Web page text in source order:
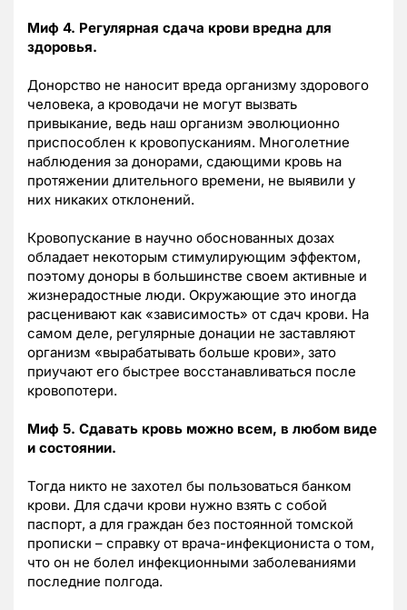
Миф 4. Регулярная сдача крови вредна для
здоровья.
Донорство не наносит вреда организму здорового
человека, а кроводачи не могут вызвать
привыкание, ведь наш организм эволюционно
приспособлен к кровопусканиям. Многолетние
наблюдения за донорами, сдающими кровь на
протяжении длительного времени, не выявили у
них никаких отклонений.
Кровопускание в научно обоснованных дозах
обладает некоторым стимулирующим эффектом,
поэтому доноры в большинстве своем активные и
жизнерадостные люди. Окружающие это иногда
расценивают как «зависимость» от сдач крови. На
самом деле, регулярные донации не заставляют
организм «вырабатывать больше крови», зато
приучают его быстрее восстанавливаться после
кровопотери.
Миф 5. Сдавать кровь можно всем, в любом виде
и состоянии.
Тогда никто не захотел бы пользоваться банком
крови. Для сдачи крови нужно взять с собой
паспорт, а для граждан без постоянной томской
прописки – справку от врача-инфекциониста о том,
что он не болел инфекционными заболеваниями
последние полгода.